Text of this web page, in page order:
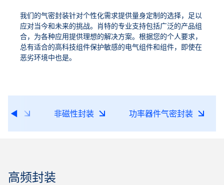
下载
我们的气密封装针对个性化需求提供量身定制的选择，足以
应对当今和未来的挑战。肖特的专业支持包括广泛的产品组
合，为各种应用提供理想的解决方案。根据您的个人要求，
总有适合的高科技组件保护敏感的电气组件和组件，即使在
恶劣环境中也是。
装 非磁性封装 功率器件气密封装
高频封装